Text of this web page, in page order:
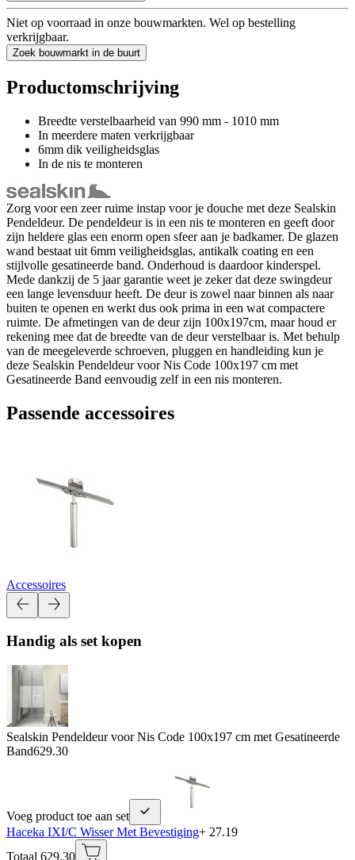
Niet op voorraad in onze bouwmarkten. Wel op bestelling
verkrijgbaar.
Zoek bouwmarkt in de buurt
Productomschrijving
Breedte verstelbaarheid van 990 mm - 1010 mm
In meerdere maten verkrijgbaar
6mm dik veiligheidsglas
In de nis te monteren
Zorg voor een zeer ruime instap voor je douche met deze Sealskin
Pendeldeur. De pendeldeur is in een nis te monteren en geeft door
zijn heldere glas een enorm open sfeer aan je badkamer. De glazen
wand bestaat uit 6mm veiligheidsglas, antikalk coating en een
stijlvolle gesatineerde band. Onderhoud is daardoor kinderspel.
Mede dankzij de 5 jaar garantie weet je zeker dat deze swingdeur
een lange levensduur heeft. De deur is zowel naar binnen als naar
buiten te openen en werkt dus ook prima in een wat compactere
ruimte. De afmetingen van de deur zijn 100x197cm, maar houd er
rekening mee dat de breedte van de deur verstelbaar is. Met behulp
van de meegeleverde schroeven, pluggen en handleiding kun je
deze Sealskin Pendeldeur voor Nis Code 100x197 cm met
Gesatineerde Band eenvoudig zelf in een nis monteren.
Passende accessoires
Accessoires
Handig als set kopen
Sealskin Pendeldeur voor Nis Code 100x197 cm met Gesatineerde
Band629.30
Voeg product toe aan set
Haceka IXI/C Wisser Met Bevestiging+ 27.19
Totaal 629.30